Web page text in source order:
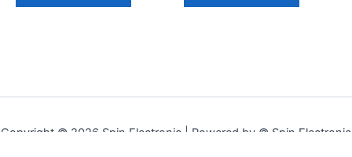
Copyright © 2026 Spin Electronic | Powered by © Spin Electronic